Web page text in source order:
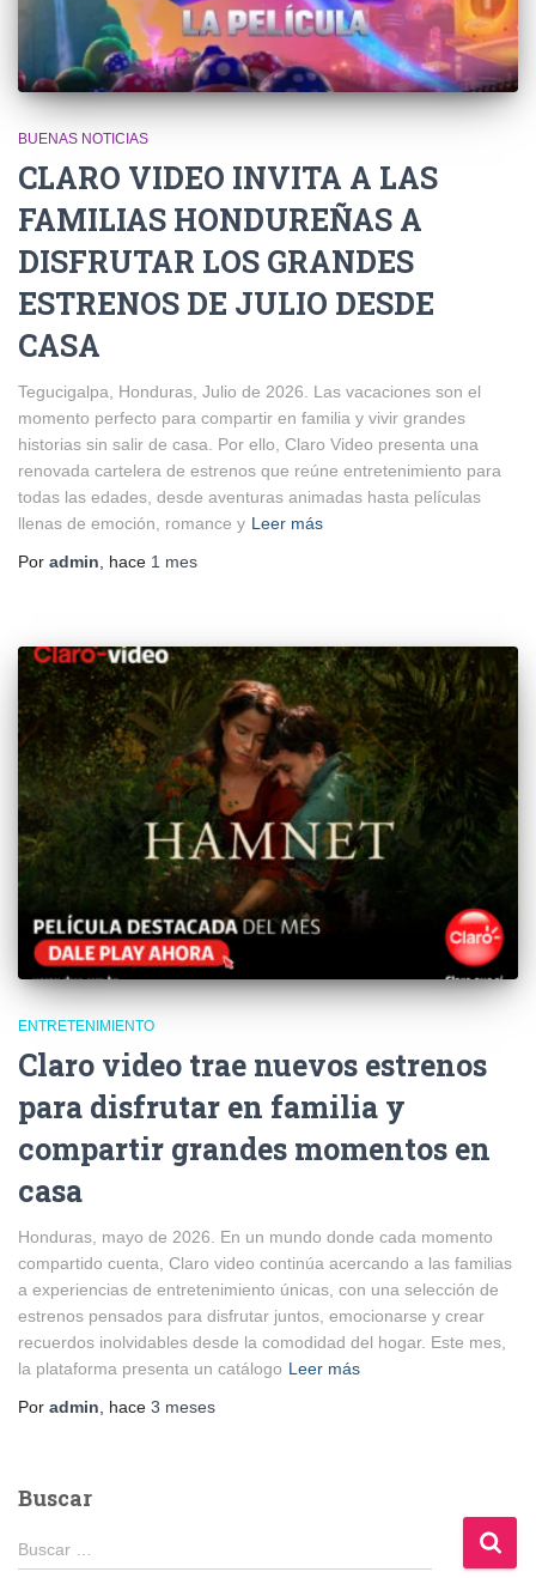
BUENAS NOTICIAS
CLARO VIDEO INVITA A LAS
FAMILIAS HONDUREÑAS A
DISFRUTAR LOS GRANDES
ESTRENOS DE JULIO DESDE
CASA
Tegucigalpa, Honduras, Julio de 2026. Las vacaciones son el
momento perfecto para compartir en familia y vivir grandes
historias sin salir de casa. Por ello, Claro Video presenta una
renovada cartelera de estrenos que reúne entretenimiento para
todas las edades, desde aventuras animadas hasta películas
llenas de emoción, romance y Leer más
Por admin , hace 1 mes
ENTRETENIMIENTO
Claro video trae nuevos estrenos
para disfrutar en familia y
compartir grandes momentos en
casa
Honduras, mayo de 2026. En un mundo donde cada momento
compartido cuenta, Claro video continúa acercando a las familias
a experiencias de entretenimiento únicas, con una selección de
estrenos pensados para disfrutar juntos, emocionarse y crear
recuerdos inolvidables desde la comodidad del hogar. Este mes,
la plataforma presenta un catálogo Leer más
Por admin, hace 3 meses
Buscar
B
u
Buscar …